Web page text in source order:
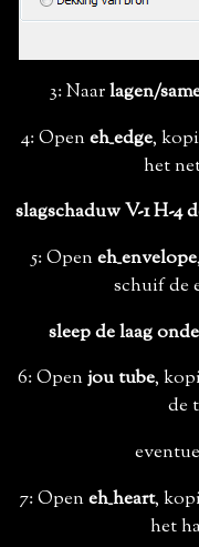
3: Naarlagen/
4: Openeh_edge,
het
slagschaduw V-1 H-4
5: Openeh_envelope
schuif de
sleep de laag
6: Openjou tube,
de
7: Openeh_heart,
het